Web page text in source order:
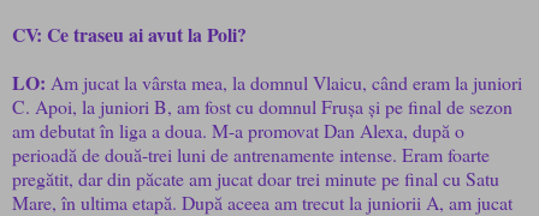
CV: Ce traseu ai avut la Poli?
LO: Am jucat la vârsta mea, la domnul Vlaicu, când eram la juniori
C. Apoi, la juniori B, am fost cu domnul Frușa și pe final de sezon
am debutat în liga a doua. M-a promovat Dan Alexa, după o
perioadă de două-trei luni de antrenamente intense. Eram foarte
pregătit, dar din păcate am jucat doar trei minute pe final cu Satu
Mare, în ultima etapă. După aceea am trecut la juniorii A, am jucat